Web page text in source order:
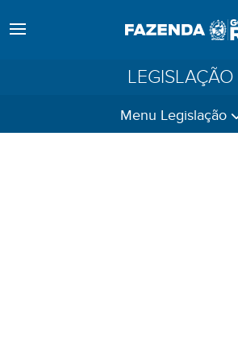
LEGISLAÇÃO
Menu Legislação